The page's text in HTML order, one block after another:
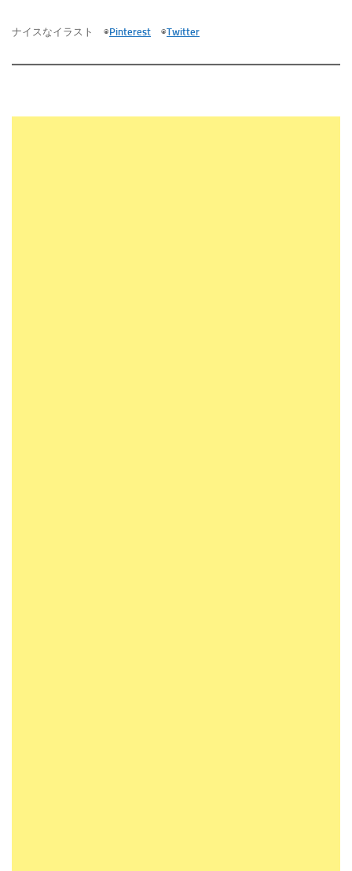
ナイスなイラスト ◉Pinterest ◉Twitter